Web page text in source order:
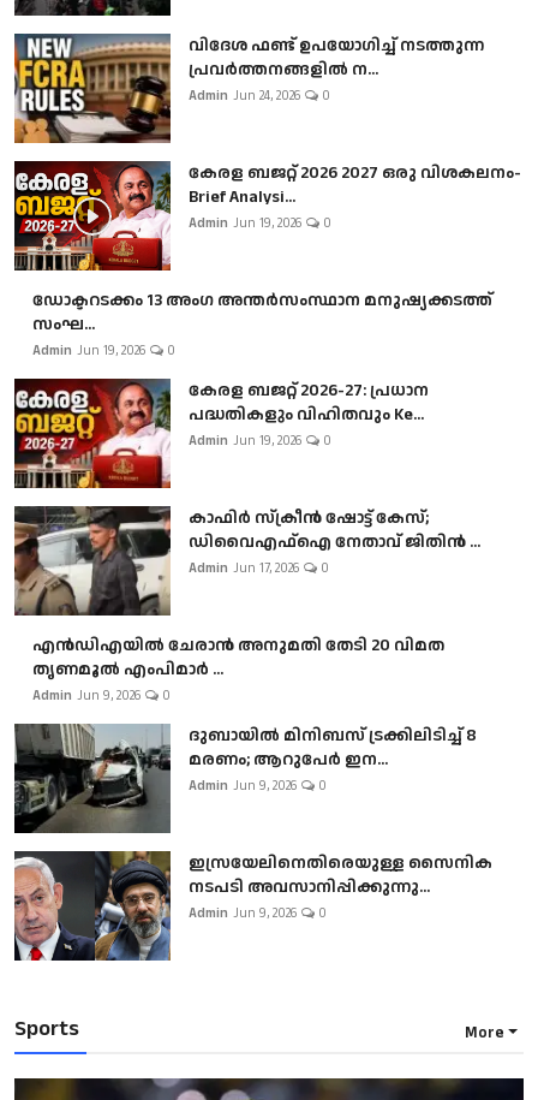
വിദേശ ഫണ്ട് ഉപയോഗിച്ച് നടത്തുന്ന
പ്രവർത്തനങ്ങളിൽ ന...
Admin Jun 24, 2026 0
കേരള ബജറ്റ് 2026 2027 ഒരു വിശകലനം-
Brief Analysi...
Admin Jun 19, 2026 0
ഡോക്ടറടക്കം 13 അംഗ അന്തർസംസ്ഥാന മനുഷ്യക്കടത്ത്
സംഘ...
Admin Jun 19, 2026 0
കേരള ബജറ്റ് 2026-27: പ്രധാന
പദ്ധതികളും വിഹിതവും Ke...
Admin Jun 19, 2026 0
കാഫിർ സ്‌ക്രീൻ ഷോട്ട് കേസ്;
ഡിവൈഎഫ്ഐ നേതാവ് ജിതിൻ ...
Admin Jun 17, 2026 0
എൻഡിഎയിൽ ചേരാൻ അനുമതി തേടി 20 വിമത
തൃണമൂൽ എംപിമാർ ...
Admin Jun 9, 2026 0
ദുബായിൽ മിനിബസ്​ ട്രക്കിലിടിച്ച് 8
മരണം; ആറുപേർ ഇന...
Admin Jun 9, 2026 0
ഇസ്രയേലിനെതിരെയുള്ള സൈനിക
നടപടി അവസാനിപ്പിക്കുന്നു...
Admin Jun 9, 2026 0
Sports More